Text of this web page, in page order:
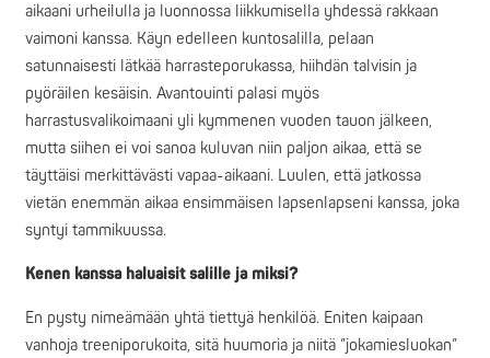
aikaani urheilulla ja luonnossa liikkumisella yhdessä rakkaan
vaimoni kanssa. Käyn edelleen kuntosalilla, pelaan
satunnaisesti lätkää harrasteporukassa, hiihdän talvisin ja
pyöräilen kesäisin. Avantouinti palasi myös
harrastusvalikoimaani yli kymmenen vuoden tauon jälkeen,
mutta siihen ei voi sanoa kuluvan niin paljon aikaa, että se
täyttäisi merkittävästi vapaa-aikaani. Luulen, että jatkossa
vietän enemmän aikaa ensimmäisen lapsenlapseni kanssa, joka
syntyi tammikuussa.
Kenen kanssa haluaisit salille ja miksi?
En pysty nimeämään yhtä tiettyä henkilöä. Eniten kaipaan
vanhoja treeniporukoita, sitä huumoria ja niitä ”jokamiesluokan”